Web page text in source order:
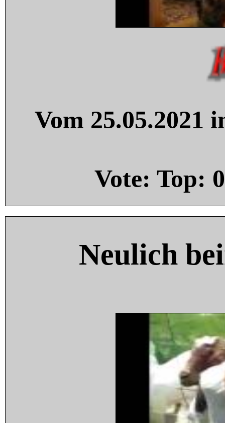
Vom 25.05.2021
Vote: Top: 0
Neulich